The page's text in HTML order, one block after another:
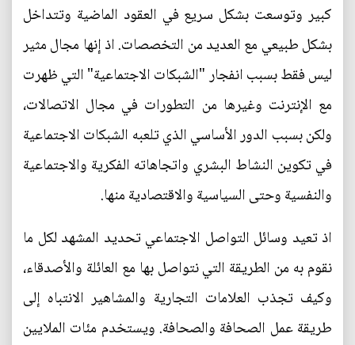
كبير وتوسعت بشكل سريع في العقود الماضية وتتداخل
بشكل طبيعي مع العديد من التخصصات. اذ إنها مجال مثير
ليس فقط بسبب انفجار "الشبكات الاجتماعية" التي ظهرت
مع الإنترنت وغيرها من التطورات في مجال الاتصالات،
ولكن بسبب الدور الأساسي الذي تلعبه الشبكات الاجتماعية
في تكوين النشاط البشري واتجاهاته الفكرية والاجتماعية
والنفسية وحتى السياسية والاقتصادية منها.
اذ تعيد وسائل التواصل الاجتماعي تحديد المشهد لكل ما
نقوم به من الطريقة التي نتواصل بها مع العائلة والأصدقاء،
وكيف تجذب العلامات التجارية والمشاهير الانتباه إلى
طريقة عمل الصحافة والصحافة. ويستخدم مئات الملايين